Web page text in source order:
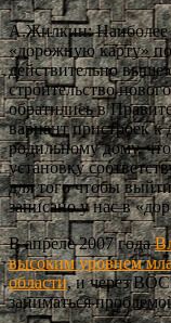
А.Жилкин: Наиболее
«дорожную карту»
действительно выше
строительство
обратились в
вариант пристроек
родильному дому,
установку
для того чтобы
записано у нас в
В апреле 2007 года
высоким уровнем
области, и через
заниматься